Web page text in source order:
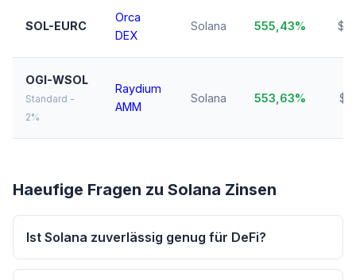
SOL-EURC
Orca
DEX
Solana 555,43%
OGI-WSOL
Standard -
2%
Raydium
AMM
Solana 553,63%
Haeufige Fragen zu Solana Zinsen
Ist Solana zuverlässig genug für DeFi?